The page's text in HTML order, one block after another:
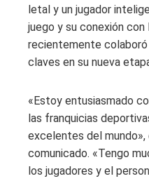
letal y un jugador
juego y su conexión
recientemente
claves en su nueva
«Estoy entusiasmado
las franquicias
excelentes del mundo»,
comunicado. «Tengo
los jugadores y el